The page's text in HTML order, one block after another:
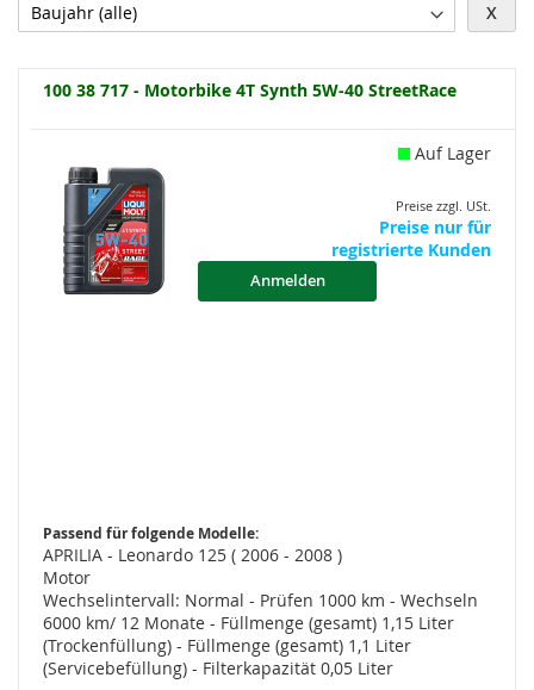
X
100 38 717 - Motorbike 4T Synth 5W-40 StreetRace
Auf Lager
Preise zzgl. USt.
Preise nur für
registrierte Kunden
Anmelden
Passend für folgende Modelle:
APRILIA - Leonardo 125 ( 2006 - 2008 )
Motor
Wechselintervall: Normal - Prüfen 1000 km - Wechseln
6000 km/ 12 Monate - Füllmenge (gesamt) 1,15 Liter
(Trockenfüllung) - Füllmenge (gesamt) 1,1 Liter
(Servicebefüllung) - Filterkapazität 0,05 Liter